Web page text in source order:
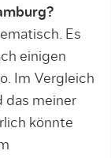
Es
einigen
Im Vergleich
das meiner
könnte